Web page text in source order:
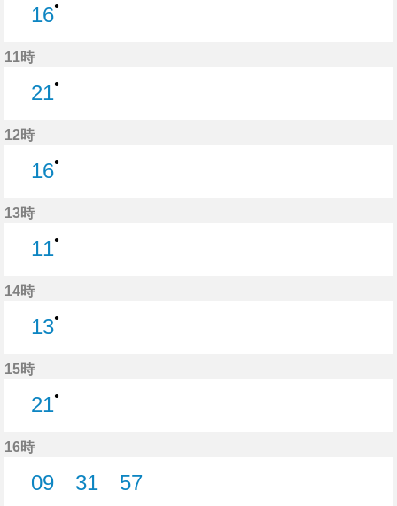
16●
11時
21●
12時
16●
13時
11●
14時
13●
15時
21●
16時
09
31
57